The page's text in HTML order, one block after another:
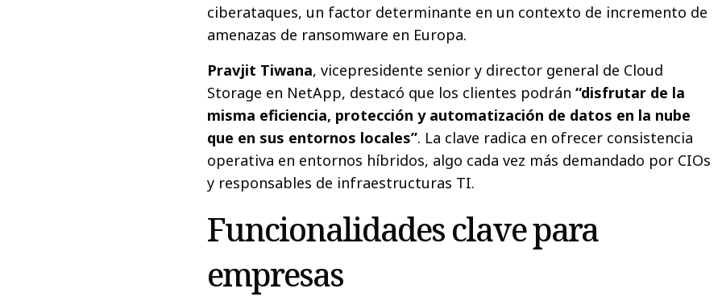
ciberataques, un factor determinante en un contexto de incremento de
amenazas de ransomware en Europa.
Pravjit Tiwana, vicepresidente senior y director general de Cloud
Storage en NetApp, destacó que los clientes podrán“disfrutar de la
misma eficiencia, protección y automatización de datos en la nube
que en sus entornos locales”. La clave radica en ofrecer consistencia
operativa en entornos híbridos, algo cada vez más demandado por CIOs
y responsables de infraestructuras TI.
Funcionalidades clave para
empresas